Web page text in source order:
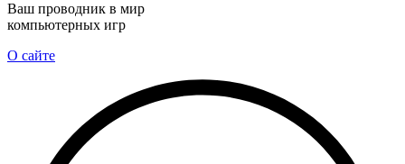
Ваш проводник в мир
компьютерных игр
О сайте